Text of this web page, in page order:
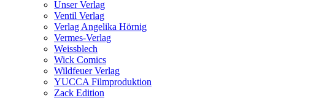
Unser Verlag
Ventil Verlag
Verlag Angelika Hörnig
Vermes-Verlag
Weissblech
Wick Comics
Wildfeuer Verlag
YUCCA Filmproduktion
Zack Edition